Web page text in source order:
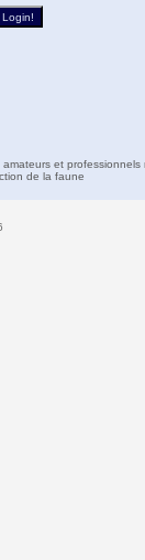
et professionnels
de la faune